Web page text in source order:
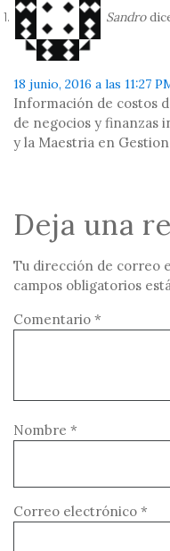
Sandro
18 junio, 2016 a las 11:27
Información de costos
de negocios y finanzas
y la Maestria en
Deja una
Tu dirección de correo
campos obligatorios
Comentario *
Nombre *
Correo electrónico *